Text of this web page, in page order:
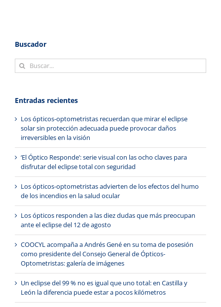
Buscador
Buscar:
Entradas recientes
Los ópticos-optometristas recuerdan que mirar el eclipse
solar sin protección adecuada puede provocar daños
irreversibles en la visión
‘El Óptico Responde’: serie visual con las ocho claves para
disfrutar del eclipse total con seguridad
Los ópticos-optometristas advierten de los efectos del humo
de los incendios en la salud ocular
Los ópticos responden a las diez dudas que más preocupan
ante el eclipse del 12 de agosto
COOCYL acompaña a Andrés Gené en su toma de posesión
como presidente del Consejo General de Ópticos-
Optometristas: galería de imágenes
Un eclipse del 99 % no es igual que uno total: en Castilla y
León la diferencia puede estar a pocos kilómetros